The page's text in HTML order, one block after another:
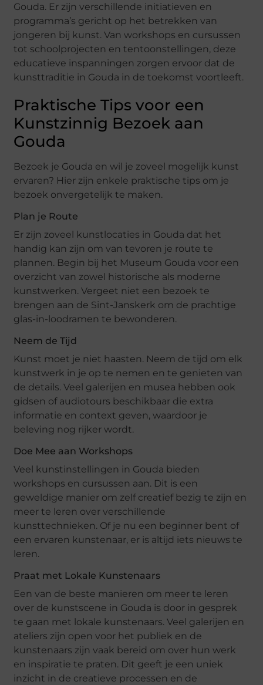
Gouda. Er zijn verschillende initiatieven en
programma’s gericht op het betrekken van
jongeren bij kunst. Van workshops en cursussen
tot schoolprojecten en tentoonstellingen, deze
educatieve inspanningen zorgen ervoor dat de
kunsttraditie in Gouda in de toekomst voortleeft.
Praktische Tips voor een
Kunstzinnig Bezoek aan
Gouda
Bezoek je Gouda en wil je zoveel mogelijk kunst
ervaren? Hier zijn enkele praktische tips om je
bezoek onvergetelijk te maken.
Plan je Route
Er zijn zoveel kunstlocaties in Gouda dat het
handig kan zijn om van tevoren je route te
plannen. Begin bij het Museum Gouda voor een
overzicht van zowel historische als moderne
kunstwerken. Vergeet niet een bezoek te
brengen aan de Sint-Janskerk om de prachtige
glas-in-loodramen te bewonderen.
Neem de Tijd
Kunst moet je niet haasten. Neem de tijd om elk
kunstwerk in je op te nemen en te genieten van
de details. Veel galerijen en musea hebben ook
gidsen of audiotours beschikbaar die extra
informatie en context geven, waardoor je
beleving nog rijker wordt.
Doe Mee aan Workshops
Veel kunstinstellingen in Gouda bieden
workshops en cursussen aan. Dit is een
geweldige manier om zelf creatief bezig te zijn en
meer te leren over verschillende
kunsttechnieken. Of je nu een beginner bent of
een ervaren kunstenaar, er is altijd iets nieuws te
leren.
Praat met Lokale Kunstenaars
Een van de beste manieren om meer te leren
over de kunstscene in Gouda is door in gesprek
te gaan met lokale kunstenaars. Veel galerijen en
ateliers zijn open voor het publiek en de
kunstenaars zijn vaak bereid om over hun werk
en inspiratie te praten. Dit geeft je een uniek
inzicht in de creatieve processen en de